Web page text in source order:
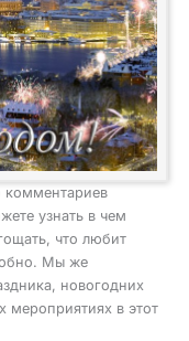
комментариев
узнать в чем
что любит
Мы же
новогодних
мероприятиях в этот